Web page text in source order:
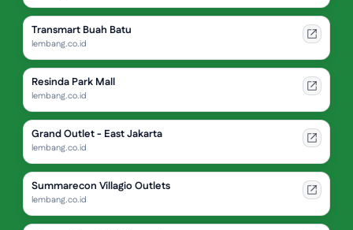
Transmart Buah Batu
lembang.co.id
Resinda Park Mall
lembang.co.id
Grand Outlet - East Jakarta
lembang.co.id
Summarecon Villagio Outlets
lembang.co.id